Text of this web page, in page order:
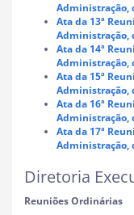
Administração,
Ata da 13ª
Administração,
Ata da 14ª
Administração,
Ata da 15ª
Administração,
Ata da 16ª
Administração,
Ata da 17ª
Administração,
Diretoria
Reuniões Ordinárias